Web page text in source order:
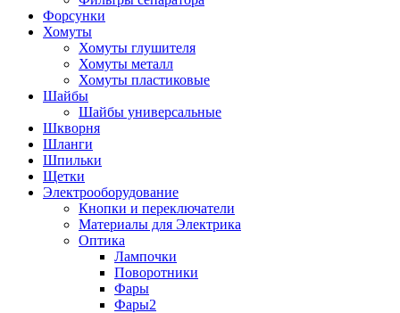
Форсунки
Хомуты
Хомуты глушителя
Хомуты металл
Хомуты пластиковые
Шайбы
Шайбы универсальные
Шкворня
Шланги
Шпильки
Щетки
Электрооборудование
Кнопки и переключатели
Материалы для Электрика
Оптика
Лампочки
Поворотники
Фары
Фары2